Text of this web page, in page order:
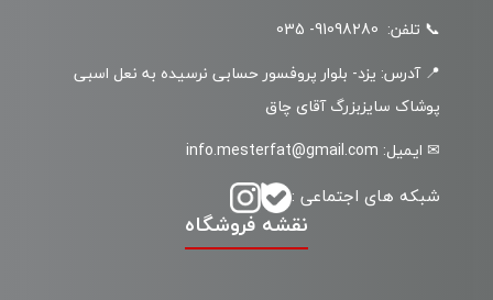
📞 تلفن: 91098280- 035
📍 آدرس: یزد- بلوار پروفسور حسابی نرسیده به نعل اسبی
پوشاک سایزبزرگ آقای چاق
✉ ایمیل: info.mesterfat@gmail.com
شبکه های اجتماعی :
نقشه فروشگاه